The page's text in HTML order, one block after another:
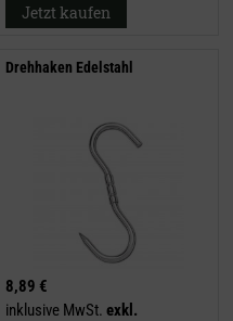
Jetzt kaufen
Drehhaken Edelstahl
8,89 €
inklusive MwSt. exkl.